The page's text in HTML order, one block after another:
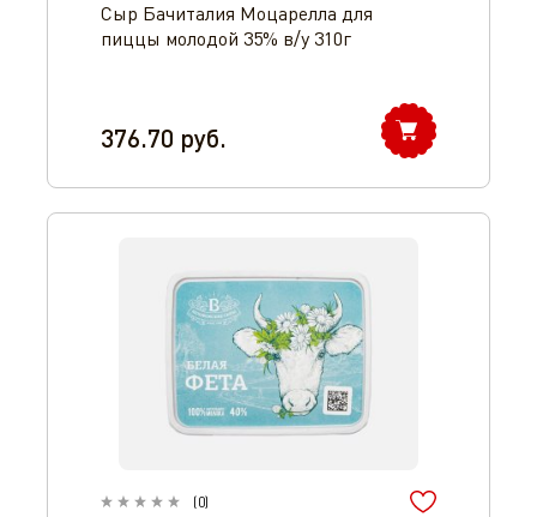
Сыр Бачиталия Моцарелла для
пиццы молодой 35% в/у 310г
376.70 руб.
(0)